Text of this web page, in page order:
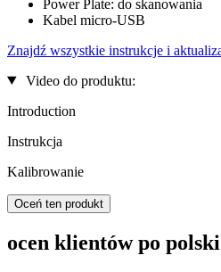
Power Plate: do skanowania
Kabel micro-USB
Znajdź wszystkie instrukcje i
Video do produktu:
Introduction
Instrukcja
Kalibrowanie
Oceń ten produkt
ocen klientów po